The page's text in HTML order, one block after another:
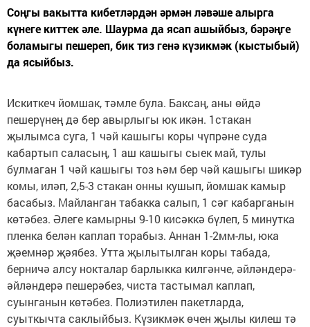
Соңгы вакытта кибетләрдән әрмән ләвәше алырга
күнеге киттек әле. Шаурма да ясап ашыйбыз, бәрәңге
боламыгы пешереп, бик тиз генә күзикмәк (кыстыбый)
да ясыйбыз.
Искиткеч йомшак, тәмле була. Баксаң, аны өйдә
пешерүнең дә бер авырлыгы юк икән. 1стакан
җылымса суга, 1 чәй кашыгы коры чүпрәне суда
кабартып саласың, 1 аш кашыгы сыек май, тулы
булмаган 1 чәй кашыгы тоз һәм бер чәй кашыгы шикәр
комы, иләп, 2,5-3 стакан онны кушып, йомшак камыр
басабыз. Майланган табакка салып, 1 сәг кабарганын
көтәбез. Әлеге камырны 9-10 кисәккә бүлеп, 5 минутка
пленка белән каплап торабыз. Аннан 1-2мм-лы, юка
җәемнәр җәябез. Утта җылытылган коры табада,
берничә алсу нокталар барлыкка килгәнче, әйләндерә-
әйләндерә пешерәбез, чиста тастымал каплап,
суынганын көтәбез. Полиэтилен пакетларда,
суыткычта саклыйбыз. Күзикмәк өчен җылы килеш тә